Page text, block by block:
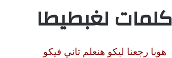
كلمات لغبطيطا
هوبا رجعنا ليكو هنعلم تاني فيكو